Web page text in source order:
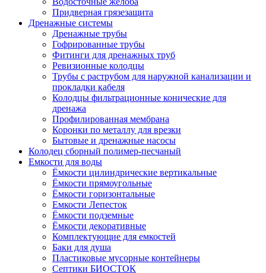
Придверная грязезащита
Дренажные системы
Дренажные трубы
Гофрированные трубы
Фитинги для дренажных труб
Ревизионные колодцы
Трубы с раструбом для наружной канализации и
прокладки кабеля
Колодцы фильтрационные конические для
дренажа
Профилированная мембрана
Коронки по металлу для врезки
Бытовые и дренажные насосы
Колодец сборный полимер-песчаный
Емкости для воды
Ёмкости цилиндрические вертикальные
Ёмкости прямоугольные
Ёмкости горизонтальные
Емкости Лепесток
Ёмкости подземные
Ёмкости декоративные
Комплектующие для емкостей
Баки для душа
Пластиковые мусорные контейнеры
Септики БИОСТОК